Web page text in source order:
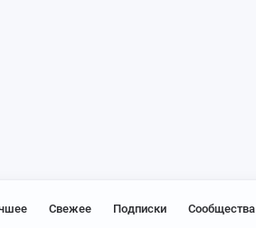
Свежее Подписки Сообщества